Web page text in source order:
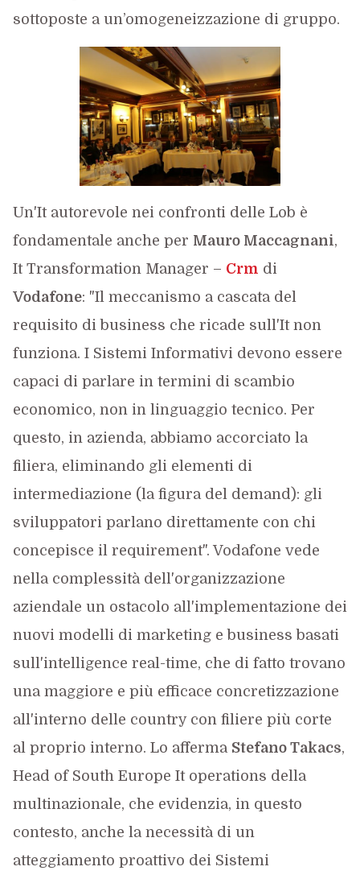
sottoposte a un’omogeneizzazione di gruppo.
Un'It autorevole nei confronti delle Lob è
fondamentale anche per Mauro Maccagnani,
It Transformation Manager – Crm di
Vodafone: "Il meccanismo a cascata del
requisito di business che ricade sull'It non
funziona. I Sistemi Informativi devono essere
capaci di parlare in termini di scambio
economico, non in linguaggio tecnico. Per
questo, in azienda, abbiamo accorciato la
filiera, eliminando gli elementi di
intermediazione (la figura del demand): gli
sviluppatori parlano direttamente con chi
concepisce il requirement". Vodafone vede
nella complessità dell'organizzazione
aziendale un ostacolo all'implementazione dei
nuovi modelli di marketing e business basati
sull'intelligence real-time, che di fatto trovano
una maggiore e più efficace concretizzazione
all'interno delle country con filiere più corte
al proprio interno. Lo afferma Stefano Takacs,
Head of South Europe It operations della
multinazionale, che evidenzia, in questo
contesto, anche la necessità di un
atteggiamento proattivo dei Sistemi